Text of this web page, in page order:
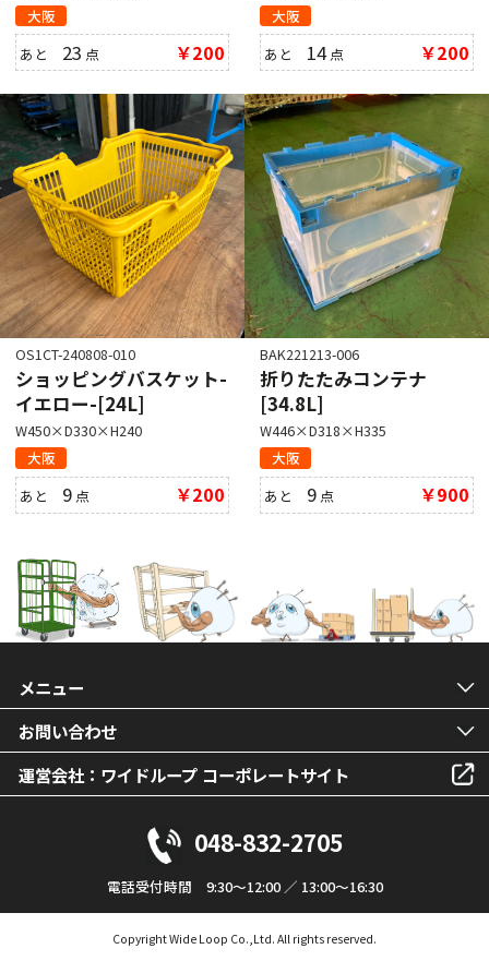
大阪
あと 23 点 ￥200
大阪
あと 14点 ￥200
OS1CT-240808-010
ショッピングバスケット-
イエロー-[24L]
W450×D330×H240
大阪
あと 9 点 ￥200
BAK221213-006
折りたたみコンテナ
[34.8L]
W446×D318×H335
大阪
あと 9 点 ￥900
メニュー
お問い合わせ
運営会社：ワイドループ コーポレートサイト
048-832-2705
電話受付時間 9:30～12:00 ／ 13:00～16:30
Copyright Wide Loop Co.,Ltd. All rights reserved.